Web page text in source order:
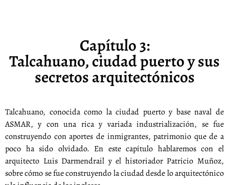
Capítulo 3:
Talcahuano, ciudad puerto y sus
secretos arquitectónicos
Talcahuano, conocida como la ciudad puerto y base naval de
ASMAR, y con una rica y variada industrialización, se fue
construyendo con aportes de inmigrantes, patrimonio que de a
poco ha sido olvidado. En este capítulo hablaremos con el
arquitecto Luis Darmendrail y el historiador Patricio Muñoz,
sobre cómo se fue construyendo la ciudad desde lo arquitectónico